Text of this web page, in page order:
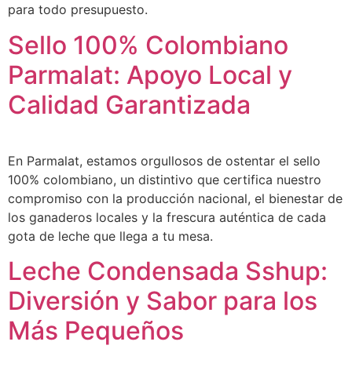
para todo presupuesto.
Sello 100% Colombiano
Parmalat: Apoyo Local y
Calidad Garantizada
En Parmalat, estamos orgullosos de ostentar el sello
100% colombiano, un distintivo que certifica nuestro
compromiso con la producción nacional, el bienestar de
los ganaderos locales y la frescura auténtica de cada
gota de leche que llega a tu mesa.
Leche Condensada Sshup:
Diversión y Sabor para los
Más Pequeños